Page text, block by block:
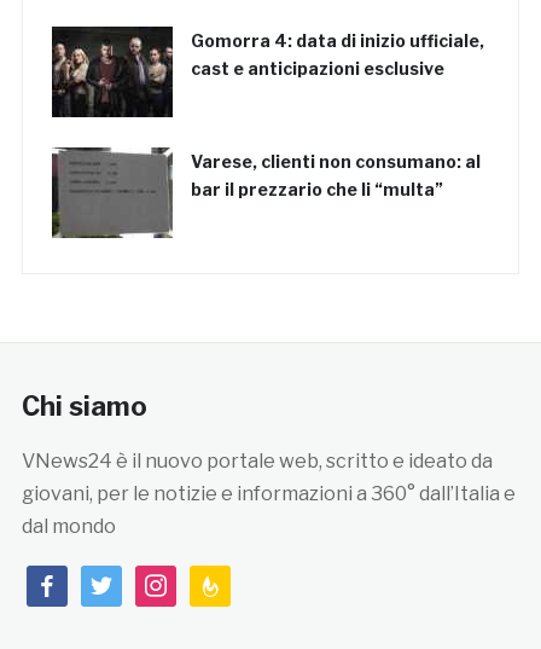
Gomorra 4: data di inizio ufficiale,
cast e anticipazioni esclusive
Varese, clienti non consumano: al
bar il prezzario che li “multa”
Chi siamo
VNews24 è il nuovo portale web, scritto e ideato da
giovani, per le notizie e informazioni a 360° dall’Italia e
dal mondo
facebooktwitterinstagramfeedburner